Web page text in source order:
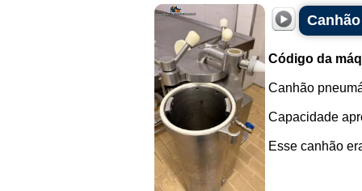
Código da
Canhão
Capacidade
Esse canhão